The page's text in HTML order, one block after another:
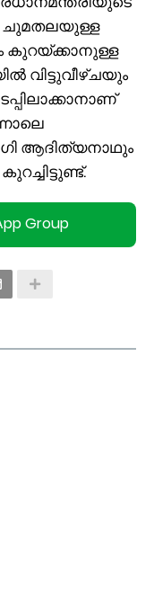
ചുമതലയുള്ള
കുറയ്ക്കാനുള്ള
വിട്ടുവീഴ്ചയും
ആദിത്യനാഥും
Group